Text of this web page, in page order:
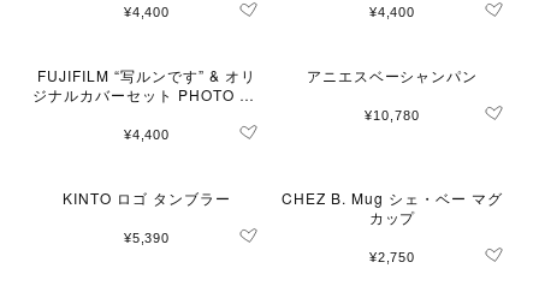
¥4,400 ¥4,400
FUJIFILM “写ルンです” & オリ
ジナルカバーセット PHOTO SK
¥4,400
アニエスベーシャンパン
¥10,780
KINTO ロゴ タンブラー
¥5,390
CHEZ B. Mug シェ・ベー マグ
カップ
¥2,750